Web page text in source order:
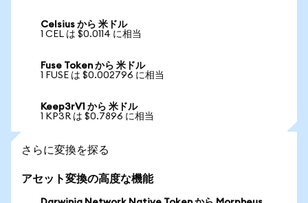
Celsius から 米ドル
1 CEL は $0.0114 に相当
Fuse Token から 米ドル
1 FUSE は $0.002796 に相当
Keep3rV1 から 米ドル
1 KP3R は $0.7896 に相当
さらに変換を探る
アセット変換の高度な機能